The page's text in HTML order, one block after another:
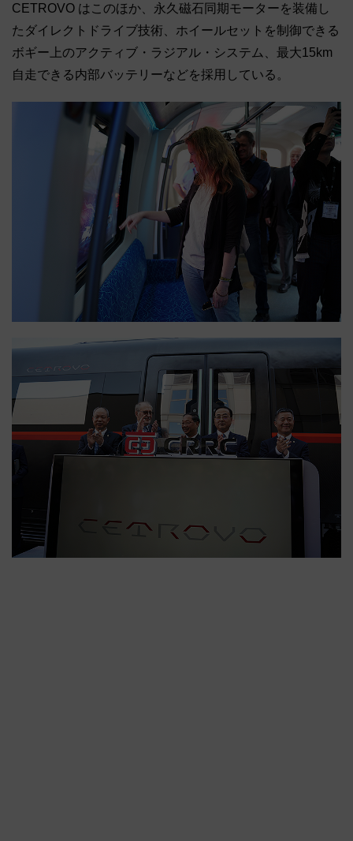
CETROVO はこのほか、永久磁石同期モーターを装備し
たダイレクトドライブ技術、ホイールセットを制御できる
ボギー上のアクティブ・ラジアル・システム、最大15km
自走できる内部バッテリーなどを採用している。